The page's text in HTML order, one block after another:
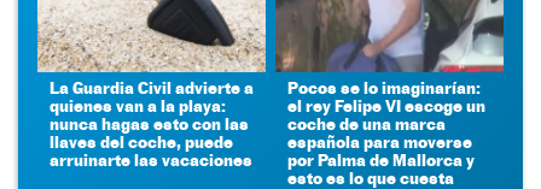
La Guardia Civil advierte a
quienes van a la playa:
nunca hagas esto con las
llaves del coche, puede
arruinarte las vacaciones
Pocos se lo imaginarían:
el rey Felipe VI escoge un
coche de una marca
española para moverse
por Palma de Mallorca y
esto es lo que cuesta